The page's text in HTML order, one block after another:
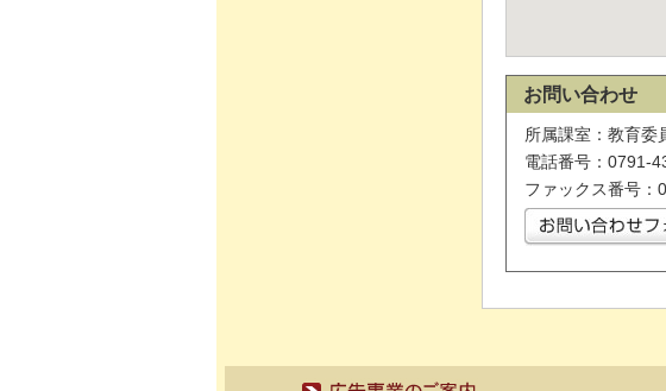
お問い合わせ
所属課室：教育委
電話番号：0791-
ファックス番号：